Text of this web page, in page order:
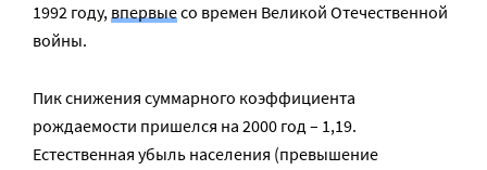
1992 году,впервыесо времен Великой Отечественной
войны.
Пик снижения суммарного коэффициента
рождаемости пришелся на 2000 год – 1,19.
Естественная убыль населения (превышение